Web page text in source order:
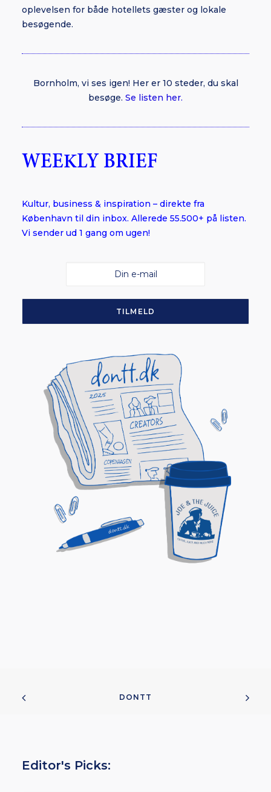
oplevelsen for både hotellets gæster og lokale
besøgende.
Bornholm, vi ses igen! Her er 10 steder, du skal
besøge. Se listen her.
WEEKLY BRIEF
Kultur, business & inspiration – direkte fra
København til din inbox. Allerede 55.500+ på listen.
Vi sender ud 1 gang om ugen!
DONTT
Editor's Picks: